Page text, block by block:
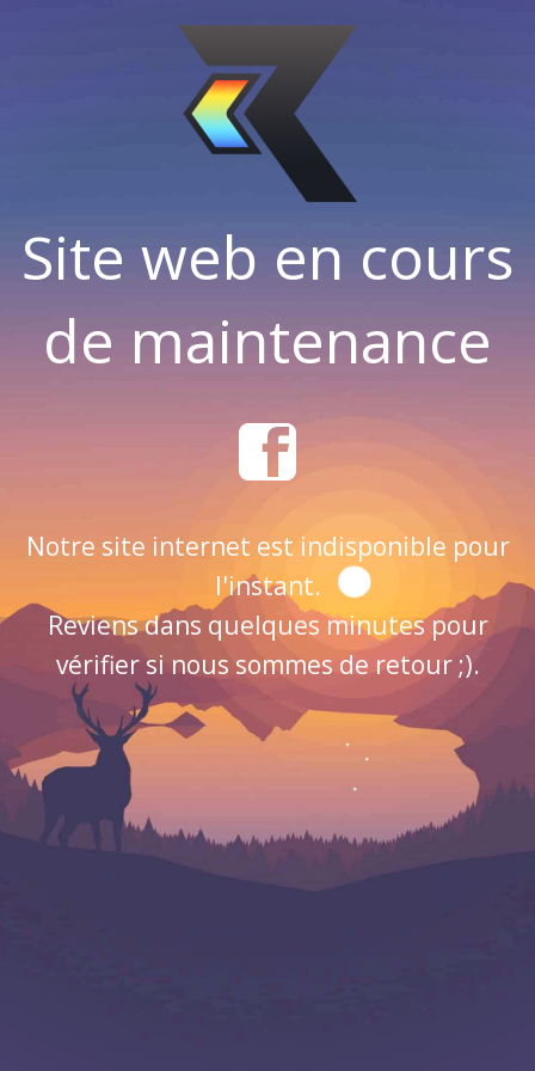
Site web en cours
de maintenance
Notre site internet est indisponible pour
l'instant.
Reviens dans quelques minutes pour
vérifier si nous sommes de retour ;).